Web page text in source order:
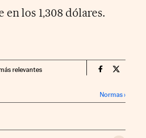
los 1,308 dólares.
relevantes Mercados
Normas›